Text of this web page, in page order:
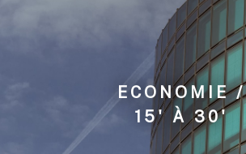
ECONOMIE /
15' À 30'